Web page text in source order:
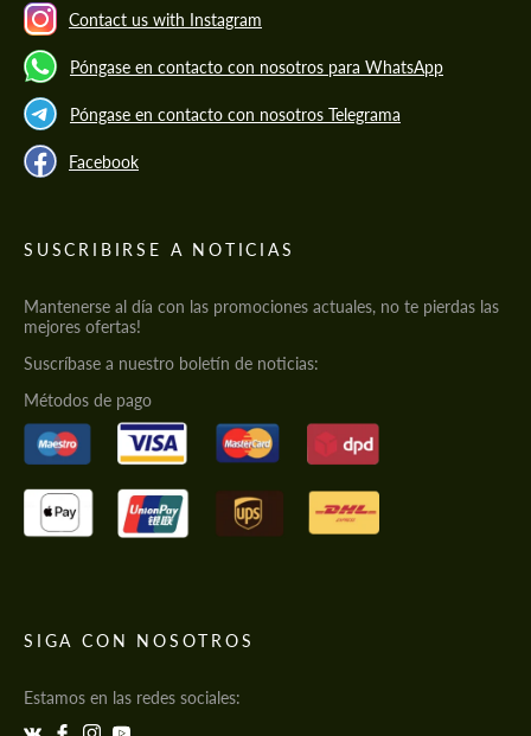
Contact us with Instagram
Póngase en contacto con nosotros para WhatsApp
Póngase en contacto con nosotros Telegrama
Facebook
SUSCRIBIRSE A NOTICIAS
Mantenerse al día con las promociones actuales, no te pierdas las
mejores ofertas!
Suscríbase a nuestro boletín de noticias:
Métodos de pago
SIGA CON NOSOTROS
Estamos en las redes sociales: